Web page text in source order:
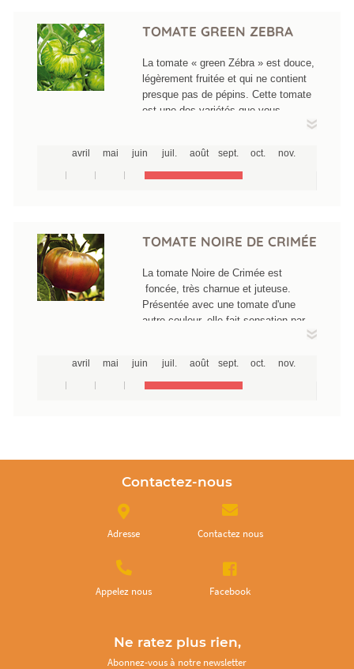
meilleures variétés sa chair ferme,
très digeste. Cette grosse tomate
insolite se maintient bien à la
cuisson, mais elle révèle sa valeur,
crue, légèrement assaisonnée.
TOMATE GREEN ZEBRA
La tomate « green Zébra » est douce,
légèrement fruitée et qui ne contient
presque pas de pépins. Cette tomate
est une des variétés que vous
rayées de jaune. La Tomate Green
Zébra est une des rares variétés de
plats les plus simple.
avril mai juin juil. août sept. oct. nov.
TOMATE NOIRE DE CRIMÉE
La tomate Noire de Crimée est
foncée, très charnue et juteuse.
Présentée avec une tomate d'une
autre couleur, elle fait sensation par
sa couleur superbe allant du pourpre
une salade, avec juste avec un petit
filet d'huile et des fines herbes, son
avril mai juin juil. août sept. oct. nov.
Contactez-nous
Adresse Contactez nous
Appelez nous Facebook
Ne ratez plus rien,
Abonnez-vous à notre newsletter